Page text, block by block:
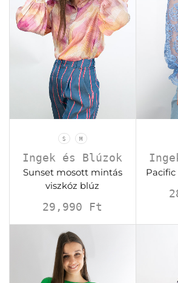
S M
Ingek és Blúzok
Sunset mosott mintás
viszkóz blúz
29,990 Ft